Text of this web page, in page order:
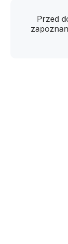
Przed